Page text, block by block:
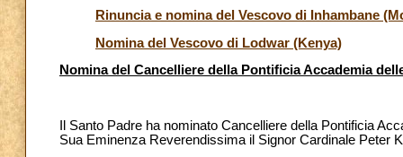
Rinuncia e nomina del Vescovo di Inhambane
Nomina del Vescovo di Lodwar (Kenya)
Nomina del Cancelliere della Pontificia Accademia
Il Santo Padre ha nominato Cancelliere della Pontificia
Sua Eminenza Reverendissima il Signor Cardinale Peter